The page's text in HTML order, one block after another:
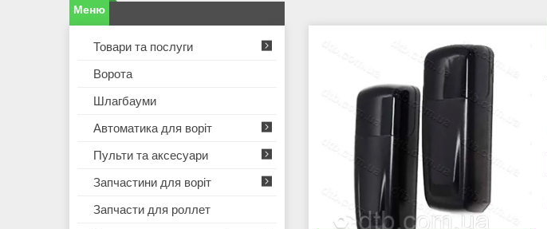
Товари та послуги
Ворота
Шлагбауми
Автоматика для воріт
Пульти та аксесуари
Запчастини для воріт
Запчасти для роллет